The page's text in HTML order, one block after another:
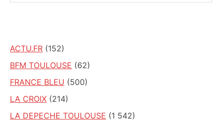
ACTU.FR (152)
BFM TOULOUSE (62)
FRANCE BLEU (500)
LA CROIX (214)
LA DEPECHE TOULOUSE (1 542)